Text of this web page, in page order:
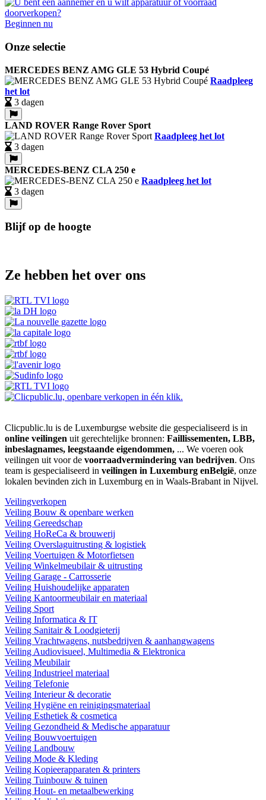
Beginnen nu
Onze selectie
MERCEDES BENZ AMG GLE 53 Hybrid Coupé
Raadpleeg
het lot
3 dagen
LAND ROVER Range Rover Sport
Raadpleeg het lot
3 dagen
MERCEDES-BENZ CLA 250 e
Raadpleeg het lot
3 dagen
Blijf op de hoogte
Ze hebben het over ons
Clicpublic.lu is de Luxemburgse website die gespecialiseerd is in
online veilingen uit gerechtelijke bronnen: Faillissementen, LBB,
inbeslagnames, leegstaande eigendommen, ... We voeren ook
veilingen uit voor de voorraadvermindering van bedrijven. Ons
team is gespecialiseerd in veilingen in Luxemburg enBelgië, onze
lokalen bevinden zich in Luxemburg en in Waals-Brabant in Nijvel.
Veilingverkopen
Veiling Bouw & openbare werken
Veiling Gereedschap
Veiling HoReCa & brouwerij
Veiling Overslaguitrusting & logistiek
Veiling Voertuigen & Motorfietsen
Veiling Winkelmeubilair & uitrusting
Veiling Garage - Carrosserie
Veiling Huishoudelijke apparaten
Veiling Kantoormeubilair en materiaal
Veiling Sport
Veiling Informatica & IT
Veiling Sanitair & Loodgieterij
Veiling Vrachtwagens, nutsbedrijven & aanhangwagens
Veiling Audiovisueel, Multimedia & Elektronica
Veiling Meubilair
Veiling Industrieel materiaal
Veiling Telefonie
Veiling Interieur & decoratie
Veiling Hygiëne en reinigingsmateriaal
Veiling Esthetiek & cosmetica
Veiling Gezondheid & Medische apparatuur
Veiling Bouwvoertuigen
Veiling Landbouw
Veiling Mode & Kleding
Veiling Kopieerapparaten & printers
Veiling Tuinbouw & tuinen
Veiling Hout- en metaalbewerking